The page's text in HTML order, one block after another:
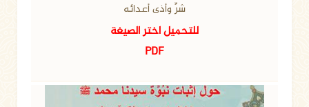
شرِّ وأذى أعدائه
للتحميل اختر الصيغة
PDF